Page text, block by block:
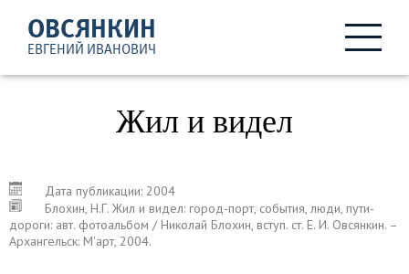
ОВСЯНКИН
ЕВГЕНИЙ ИВАНОВИЧ
Жил и видел
Дата публикации: 2004
Блохин, Н.Г. Жил и видел: город-порт, события, люди, пути-
дороги: авт. фотоальбом / Николай Блохин, вступ. ст. Е. И. Овсянкин. –
Архангельск: М'арт, 2004.